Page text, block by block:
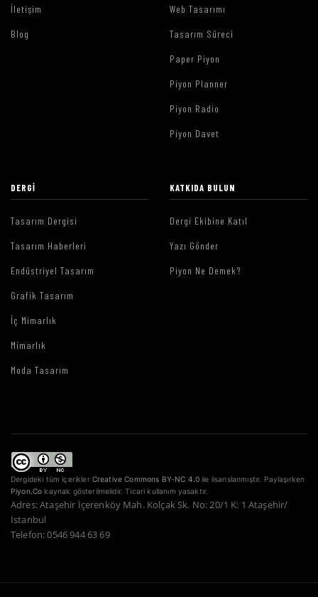
İletişim
Blog
Web Tasarımı
Tasarım Süreci
Paper Piyon
Piyon Planner
Piyon Radio
Piyon Davet
DERGI
Tasarım Dergisi
Tasarım Haberleri
Endüstriyel Tasarım
Grafik Tasarım
İç Mimarlık
Mimarlık
Moda Tasarım
KATKIDA BULUN
Dergi Ekibine Katıl
Yazı Gönder
Piyon Ne Demek?
Dergideki tüm içerikler Creative Commons BY-NC 4.0 ile lisanslanmıştır. Paylaşırken
Piyon.Co kaynak gösterilmelidir. Ticari kullanım yasaktır.
Adres: Ataşehir İçerenköy Mah. Kolçak Sk. No: 20/1 K: 1 Ataşehir/
İstanbul
Telefon: 0546 944 63 69